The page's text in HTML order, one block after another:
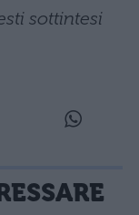
sottintesi